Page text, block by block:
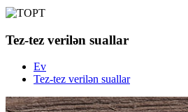
Tez-tez verilən suallar
Ev
Tez-tez verilən suallar